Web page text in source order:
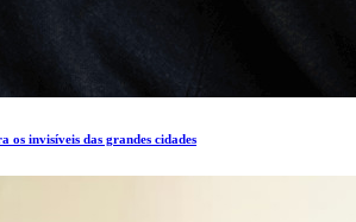
os invisíveis das grandes cidades